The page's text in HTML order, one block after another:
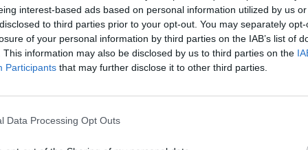
interest-based ads based on personal information utilized by us
to third parties prior to your opt-out. You may separately
of your personal information by third parties on the IAB’s list of
This information may also be disclosed by us to third parties on the
Participants that may further disclose it to other third parties.
Data Processing Opt Outs
παρασκήνιο. Για αυτό, στηρίξτε την προσπάθειά μας. Μαζί